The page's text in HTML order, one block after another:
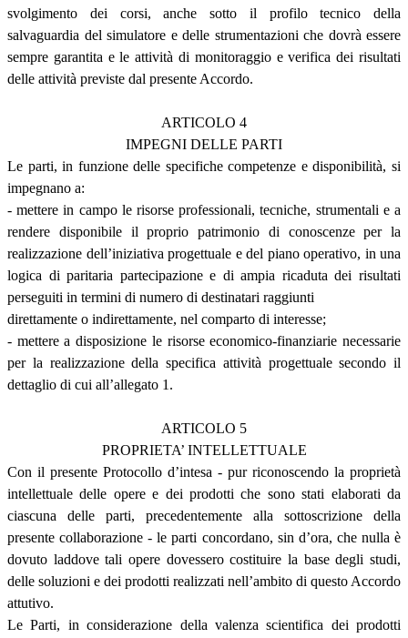
svolgimento dei corsi, anche sotto il profilo tecnico della
salvaguardia del simulatore e delle strumentazioni che dovrà essere
sempre garantita e le attività di monitoraggio e verifica dei risultati
delle attività previste dal presente Accordo.
ARTICOLO 4
IMPEGNI DELLE PARTI
Le parti, in funzione delle specifiche competenze e disponibilità, si
impegnano a:
- mettere in campo le risorse professionali, tecniche, strumentali e a
rendere disponibile il proprio patrimonio di conoscenze per la
realizzazione dell’iniziativa progettuale e del piano operativo, in una
logica di paritaria partecipazione e di ampia ricaduta dei risultati
perseguiti in termini di numero di destinatari raggiunti
direttamente o indirettamente, nel comparto di interesse;
- mettere a disposizione le risorse economico-finanziarie necessarie
per la realizzazione della specifica attività progettuale secondo il
dettaglio di cui all’allegato 1.
ARTICOLO 5
PROPRIETA’ INTELLETTUALE
Con il presente Protocollo d’intesa - pur riconoscendo la proprietà
intellettuale delle opere e dei prodotti che sono stati elaborati da
ciascuna delle parti, precedentemente alla sottoscrizione della
presente collaborazione - le parti concordano, sin d’ora, che nulla è
dovuto laddove tali opere dovessero costituire la base degli studi,
delle soluzioni e dei prodotti realizzati nell’ambito di questo Accordo
attutivo.
Le Parti, in considerazione della valenza scientifica dei prodotti